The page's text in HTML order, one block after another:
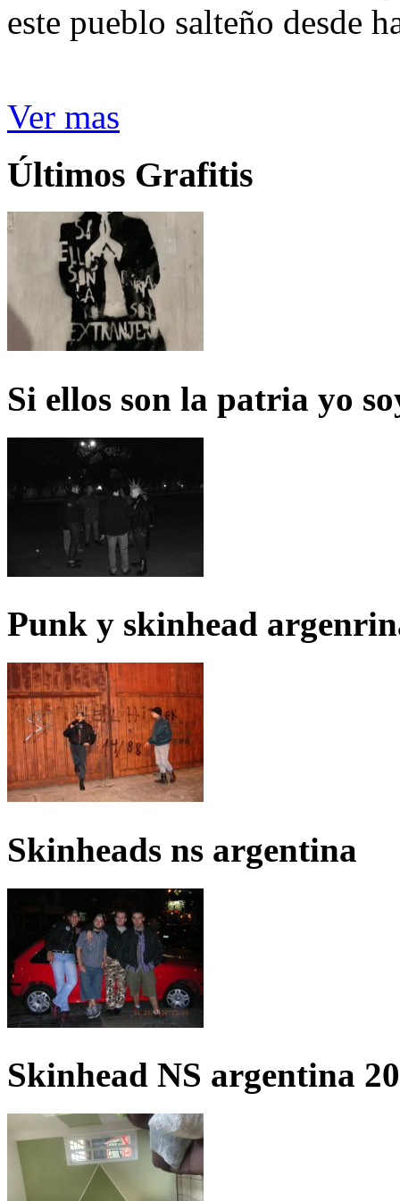
este pueblo salteño desde
Ver mas
Últimos Grafitis
Si ellos son la patria yo
Punk y skinhead
Skinheads ns argentina
Skinhead NS argentina